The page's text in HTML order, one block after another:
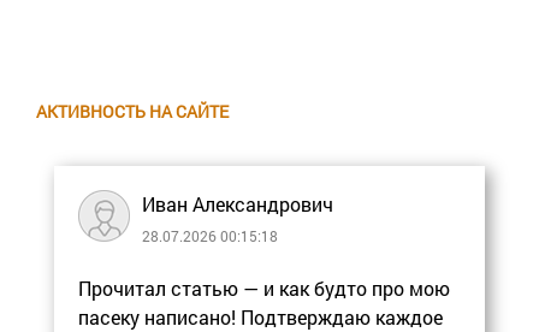
АКТИВНОСТЬ НА САЙТЕ
Иван Александрович
28.07.2026 00:15:18
Прочитал статью — и как будто про мою
пасеку написано! Подтверждаю каждое